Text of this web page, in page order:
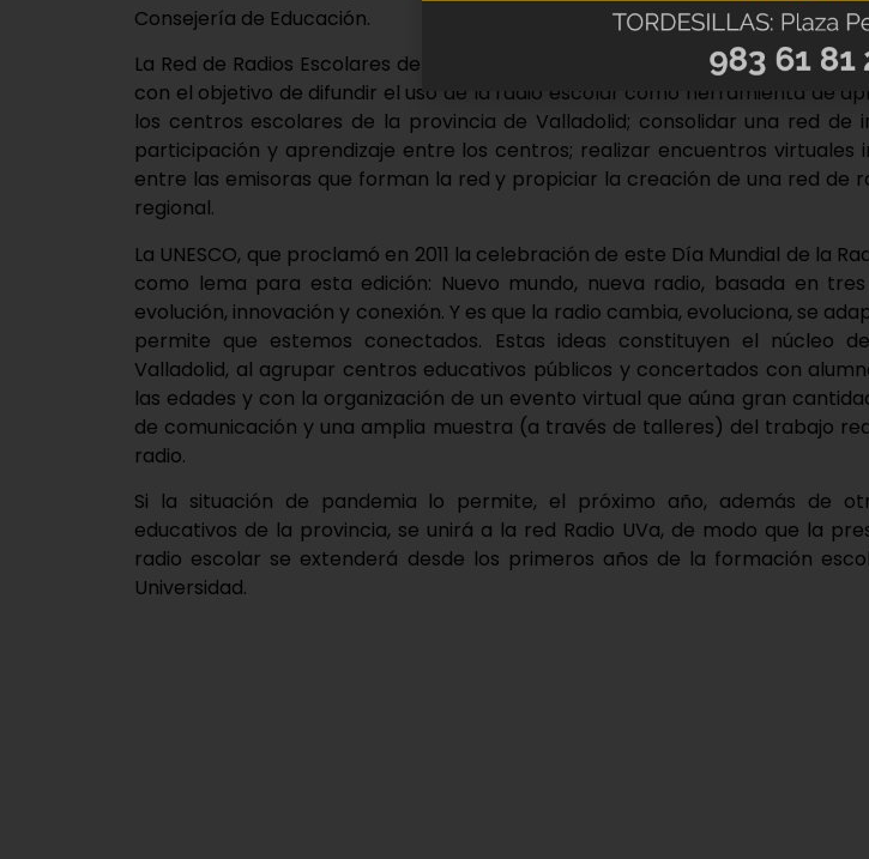
Consejería de Educación.
La Red de Radios Escolares de Valladolid realiza este evento por tercer año
con el objetivo de difundir el uso de la radio escolar como herramienta de
los centros escolares de la provincia de Valladolid; consolidar una red de
participación y aprendizaje entre los centros; realizar encuentros virtuales
entre las emisoras que forman la red y propiciar la creación de una red de
regional.
La UNESCO, que proclamó en 2011 la celebración de este Día Mundial de la
como lema para esta edición: Nuevo mundo, nueva radio, basada en
evolución, innovación y conexión. Y es que la radio cambia, evoluciona, se
permite que estemos conectados. Estas ideas constituyen el núcleo
Valladolid, al agrupar centros educativos públicos y concertados con
las edades y con la organización de un evento virtual que aúna gran
de comunicación y una amplia muestra (a través de talleres) del trabajo
radio.
Si la situación de pandemia lo permite, el próximo año, además de
educativos de la provincia, se unirá a la red Radio UVa, de modo que la
radio escolar se extenderá desde los primeros años de la formación
Universidad.